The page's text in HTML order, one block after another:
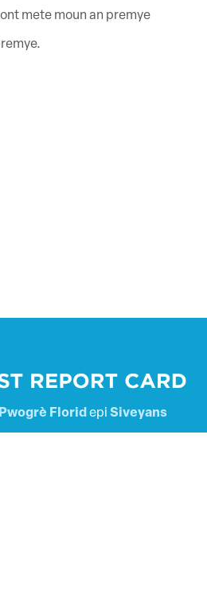
mete moun an premye
Pwogrè Floridepi Siveyans